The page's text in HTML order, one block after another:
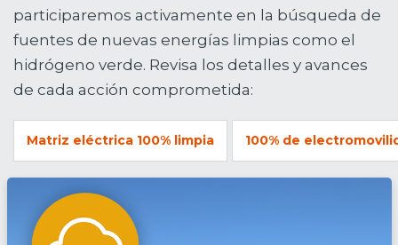
participaremos activamente en la búsqueda de
fuentes de nuevas energías limpias como el
hidrógeno verde. Revisa los detalles y avances
de cada acción comprometida:
Matriz eléctrica 100% limpia 100% de